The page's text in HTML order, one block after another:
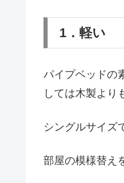
1．軽い
パイプベッドの
しては木製より
シングルサイズ
部屋の模様替え